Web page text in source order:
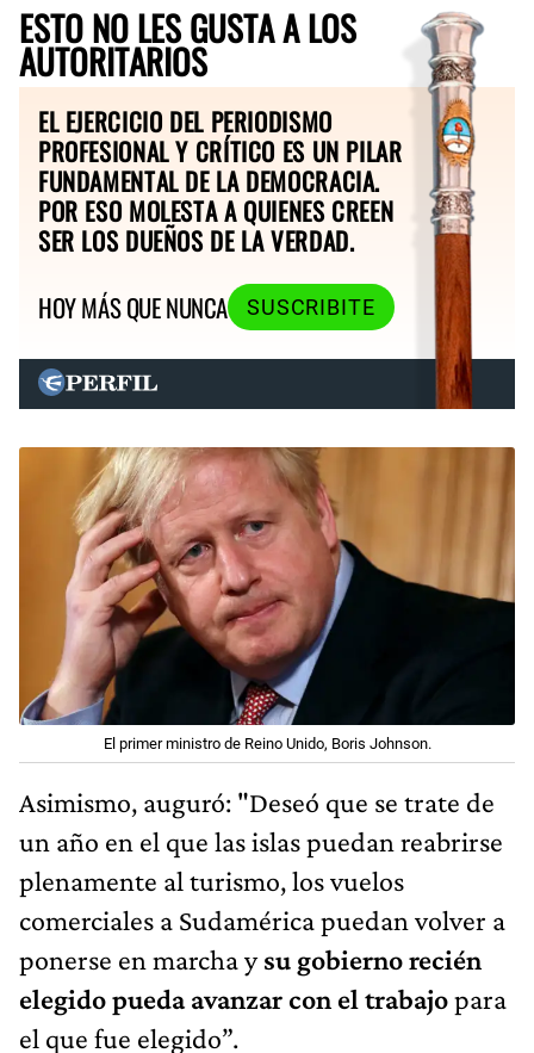
ESTO NO LES GUSTA A LOS
AUTORITARIOS
EL EJERCICIO DEL PERIODISMO
PROFESIONAL Y CRÍTICO ES UN PILAR
FUNDAMENTAL DE LA DEMOCRACIA.
POR ESO MOLESTA A QUIENES CREEN
SER LOS DUEÑOS DE LA VERDAD.
HOY MÁS QUE NUNCA
SUSCRIBITE
El primer ministro de Reino Unido, Boris Johnson.
Asimismo, auguró: "Deseó que se trate de
un año en el que las islas puedan reabrirse
plenamente al turismo, los vuelos
comerciales a Sudamérica puedan volver a
ponerse en marcha ysu gobierno recién
elegido pueda avanzar con el trabajopara
el que fue elegido”.